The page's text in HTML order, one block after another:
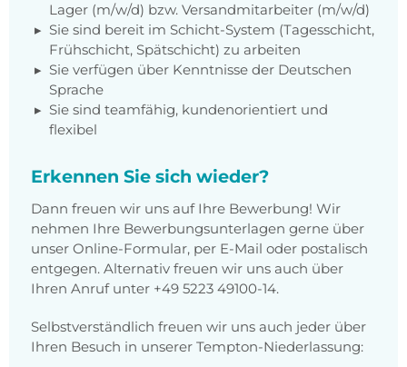
Lager (m/w/d) bzw. Versandmitarbeiter (m/w/d)
Sie sind bereit im Schicht-System (Tagesschicht,
Frühschicht, Spätschicht) zu arbeiten
Sie verfügen über Kenntnisse der Deutschen
Sprache
Sie sind teamfähig, kundenorientiert und
flexibel
Erkennen Sie sich wieder?
Dann freuen wir uns auf Ihre Bewerbung! Wir
nehmen Ihre Bewerbungsunterlagen gerne über
unser Online-Formular, per E-Mail oder postalisch
entgegen. Alternativ freuen wir uns auch über
Ihren Anruf unter +49 5223 49100-14.
Selbstverständlich freuen wir uns auch jeder über
Ihren Besuch in unserer Tempton-Niederlassung: